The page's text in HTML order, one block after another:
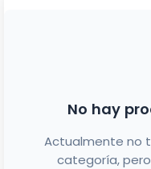
No hay
Actualmente no
categoría,